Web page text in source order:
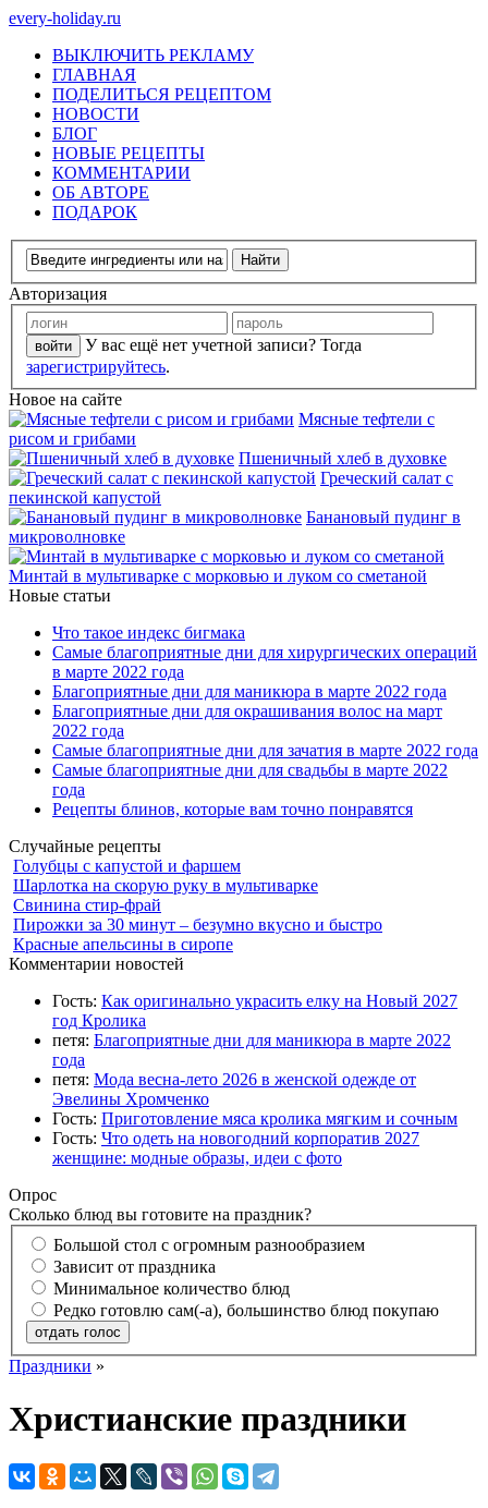
every-holiday.ru
ВЫКЛЮЧИТЬ РЕКЛАМУ
ГЛАВНАЯ
ПОДЕЛИТЬСЯ РЕЦЕПТОМ
НОВОСТИ
БЛОГ
НОВЫЕ РЕЦЕПТЫ
КОММЕНТАРИИ
ОБ АВТОРЕ
ПОДАРОК
Авторизация
У вас ещё нет учетной записи? Тогда
зарегистрируйтесь.
Новое на сайте
Мясные тефтели с
рисом и грибами
Пшеничный хлеб в духовке
Греческий салат с
пекинской капустой
Банановый пудинг в
микроволновке
Минтай в мультиварке с морковью и луком со сметаной
Новые статьи
Что такое индекс бигмака
Самые благоприятные дни для хирургических операций
в марте 2022 года
Благоприятные дни для маникюра в марте 2022 года
Благоприятные дни для окрашивания волос на март
2022 года
Самые благоприятные дни для зачатия в марте 2022 года
Самые благоприятные дни для свадьбы в марте 2022
года
Рецепты блинов, которые вам точно понравятся
Случайные рецепты
Голубцы с капустой и фаршем
Шарлотка на скорую руку в мультиварке
Свинина стир-фрай
Пирожки за 30 минут – безумно вкусно и быстро
Красные апельсины в сиропе
Комментарии новостей
Гость: Как оригинально украсить елку на Новый 2027
год Кролика
петя: Благоприятные дни для маникюра в марте 2022
года
петя: Мода весна-лето 2026 в женской одежде от
Эвелины Хромченко
Гость: Приготовление мяса кролика мягким и сочным
Гость: Что одеть на новогодний корпоратив 2027
женщине: модные образы, идеи с фото
Опрос
Сколько блюд вы готовите на праздник?
Большой стол с огромным разнообразием
Зависит от праздника
Минимальное количество блюд
Редко готовлю сам(-а), большинство блюд покупаю
отдать голос
Праздники »
Христианские праздники